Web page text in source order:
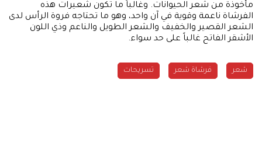
مأخوذة من شعر الحيوانات. وغالباً ما تكون شعيرات هذه
الفرشاة ناعمة وقوية في آن واحد، وهو ما تحتاجه فروة الرأس لدى
الشعر القصير والخفيف والشعر الطويل والناعم وذي اللون
الأشقر الفاتح غالباً على حد سواء.
شعر فرشاة شعر تسريحات